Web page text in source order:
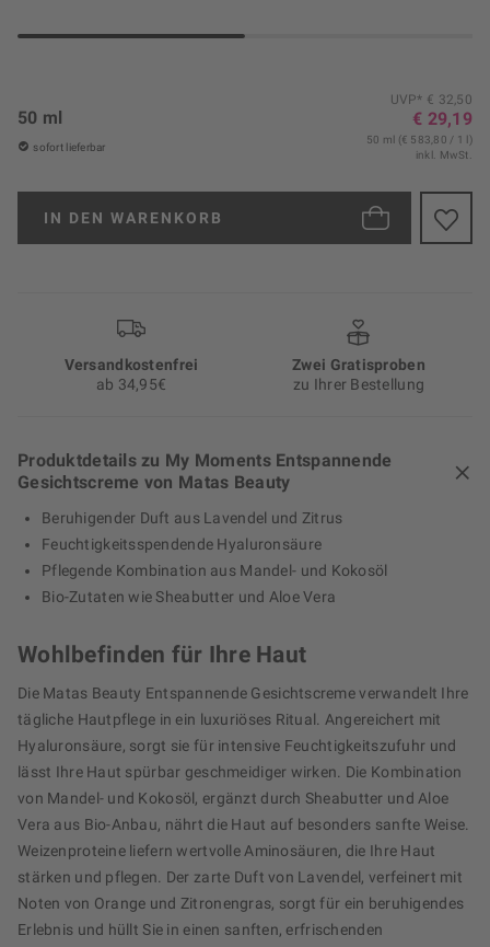
UVP* € 32,50
€ 29,19
50 ml
sofort lieferbar
50 ml (€ 583,80 / 1 l)
inkl. MwSt.
IN DEN WARENKORB
Versand­kosten­frei
ab 34,95€
Zwei Gratisproben
zu Ihrer Bestellung
Produktdetails zu My Moments Entspannende
Gesichtscreme von Matas Beauty
Beruhigender Duft aus Lavendel und Zitrus
Feuchtigkeitsspendende Hyaluronsäure
Pflegende Kombination aus Mandel- und Kokosöl
Bio-Zutaten wie Sheabutter und Aloe Vera
Wohlbefinden für Ihre Haut
Die Matas Beauty Entspannende Gesichtscreme verwandelt Ihre
tägliche Hautpflege in ein luxuriöses Ritual. Angereichert mit
Hyaluronsäure, sorgt sie für intensive Feuchtigkeitszufuhr und
lässt Ihre Haut spürbar geschmeidiger wirken. Die Kombination
von Mandel- und Kokosöl, ergänzt durch Sheabutter und Aloe
Vera aus Bio-Anbau, nährt die Haut auf besonders sanfte Weise.
Weizenproteine liefern wertvolle Aminosäuren, die Ihre Haut
stärken und pflegen. Der zarte Duft von Lavendel, verfeinert mit
Noten von Orange und Zitronengras, sorgt für ein beruhigendes
Erlebnis und hüllt Sie in einen sanften, erfrischenden